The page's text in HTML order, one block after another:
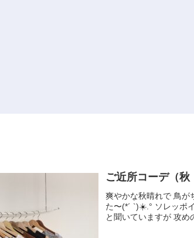
ご近所コーデ（秋
爽やかな秋晴れで 鳥が
た〜(*´ `)☀️.° ソレッポ
と聞いていますが 攻め